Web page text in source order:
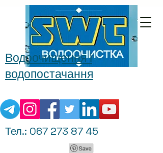
Водоочищення і
водопостачання
Тел.: 067 273 87 45